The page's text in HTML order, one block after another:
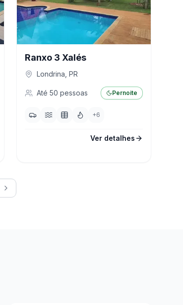
Ranxo 3 Xalés
Londrina PR
Até 50 pessoas Pernoite
+6
Ver detalhes